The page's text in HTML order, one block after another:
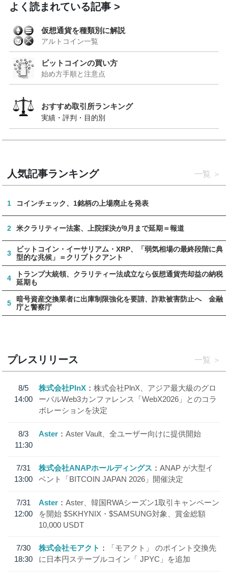
よく読まれている記事
仮想通貨を種類別に解説
アルトコイン一覧
ビットコインの買い方
始め方手順と注意点
おすすめ取引所ランキング
実績・評判・目的別
人気記事ランキング 一覧
1 コインチェック、1銘柄の上場廃止を発表
2 米クラリティー法案、上院採決が9月まで延期＝報道
3
ビットコイン・イーサリアム・XRP、「弱気相場の最終段階に典
型的な兆候」＝クリプトクアント
4
トランプ大統領、クラリティー法成立なら仮想通貨売却益の納税
延期も
5
暗号資産交換業者に出庫制限強化を要請、詐欺被害防止へ 金融
庁と警察庁
プレスリリース 一覧
8/5
14:00
株式会社PlnX
株式会社PlnX、アジア最大級のグロ
ーバルWeb3カンファレンス「WebX2026」とのコラ
ボレーションを決定
8/3
11:30
Aster Aster Vault、全ユーザー向けに提供開始
7/31
13:00
株式会社ANAPホールディングス
ANAP が大型イ
ベント「BITCOIN JAPAN 2026」開催決定
7/31
12:00
Aster
Aster、韓国RWAシーズン1取引キャンペーン
を開始 $SKHYNIX・$SAMSUNG対象、賞金総額
10,000 USDT
7/30
18:30
株式会社モアクト
「モアクト」 のポイント交換先
に日本円ステーブルコイン「 JPYC」を追加